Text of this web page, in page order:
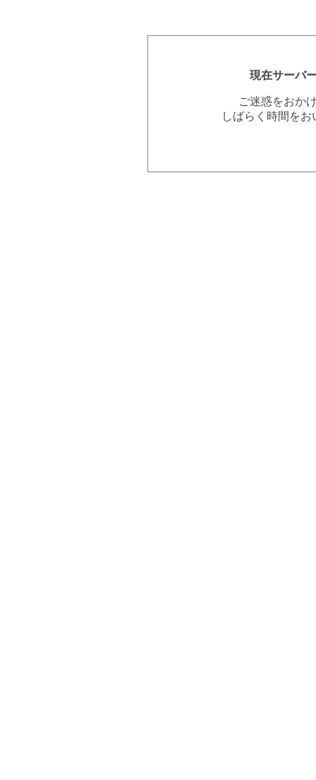
現在サーバ
ご迷惑をおか
しばらく時間を